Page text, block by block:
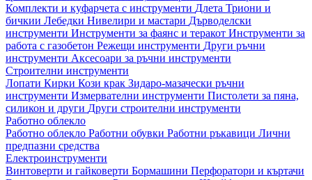
Комплекти и куфарчета с инструменти Длета Триони и
бичкии Лебедки Нивелири и мастари Дърводелски
инструменти Инструменти за фаянс и теракот Инструменти за
работа с газобетон Режещи инструменти Други ръчни
инструменти Аксесоари за ръчни инструменти
Строителни инструменти
Лопати Кирки Кози крак Зидаро-мазачески ръчни
инструменти Измервателни инструменти Пистолети за пяна,
силикон и други Други строителни инструменти
Работно облекло
Работно облекло Работни обувки Работни ръкавици Лични
предпазни средства
Електроинструменти
Винтоверти и гайковерти Бормашини Перфоратори и къртачи